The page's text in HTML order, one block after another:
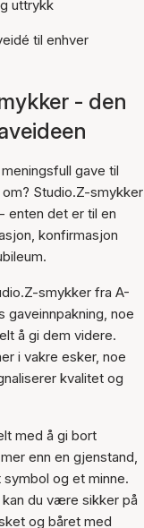
uttrykk
til enhver
- den
gave til
Studio.Z-smykker
enten det er til en
konfirmasjon
smykker fra A-
gaveinnpakning, noe
å gi dem videre.
i vakre esker, noe
kvalitet og
med å gi bort
enn en gjenstand,
og et minne.
du være sikker på
og båret med